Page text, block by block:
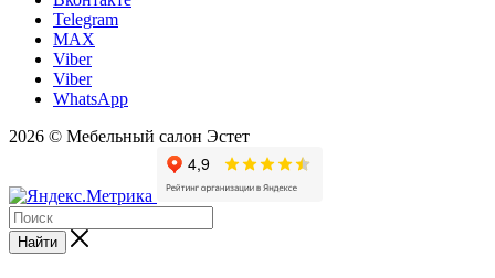
Telegram
MAX
Viber
Viber
WhatsApp
2026 © Мебельный салон Эстет
Найти